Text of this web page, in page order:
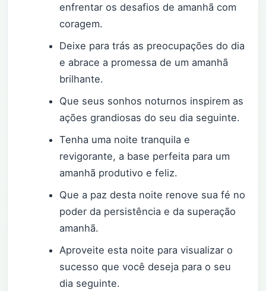
enfrentar os desafios de amanhã com
coragem.
Deixe para trás as preocupações do dia
e abrace a promessa de um amanhã
brilhante.
Que seus sonhos noturnos inspirem as
ações grandiosas do seu dia seguinte.
Tenha uma noite tranquila e
revigorante, a base perfeita para um
amanhã produtivo e feliz.
Que a paz desta noite renove sua fé no
poder da persistência e da superação
amanhã.
Aproveite esta noite para visualizar o
sucesso que você deseja para o seu
dia seguinte.